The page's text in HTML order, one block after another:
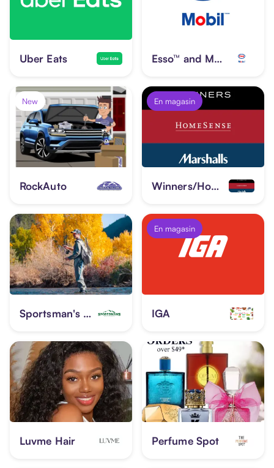
Uber Eats Esso™ and Mobil™
New
RockAuto
En magasin
Winners/HomeSense/Marshalls
Sportsman's Warehouse
En magasin
IGA
Luvme Hair Perfume Spot